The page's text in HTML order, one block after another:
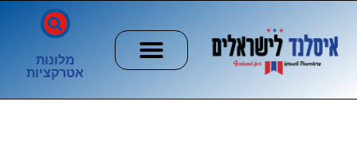
מלונות
אטרקציות